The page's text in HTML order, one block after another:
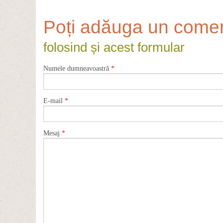
Poți adăuga un
folosind și acest formular
Numele dumneavoastră *
E-mail *
Mesaj *